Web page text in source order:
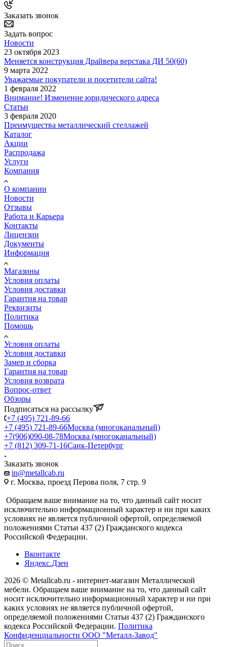
Заказать звонок
Задать вопрос
Новости
23 октября 2023
Меняется конструкция Драйвера верстака ДИ 50(60)
9 марта 2022
Уважаемые покупатели и посетители сайта!
1 февраля 2022
Внимание! Изменение юридического адреса
Статьи
3 февраля 2020
Преимущества металлический стеллажей
Каталог
Акции
Распродажа
Услуги
Компания
О компании
Новости
Отзывы
Работа и Карьера
Контакты
Лицензии
Документы
Информация
Магазины
Условия оплаты
Условия доставки
Гарантия на товар
Реквизиты
Политика
Помощь
Условия оплаты
Условия доставки
Замер и сборка
Гарантия на товар
Условия возврата
Вопрос-ответ
Обзоры
Подписаться на рассылку
+7 (495) 721-89-66
+7 (495) 721-89-66Москва (многоканальный)
+7(906)090-08-78Москва (многоканальный)
+7 (812) 309-71-16Санк-Петербург
Заказать звонок
in@metallcab.ru
г. Москва, проезд Перова поля, 7 стр. 9
Обращаем ваше внимание на то, что данный сайт носит
исключительно информационный характер и ни при каких
условиях не является публичной офертой, определяемой
положениями Статьи 437 (2) Гражданского кодекса
Российской Федерации.
Вконтакте
Яндекс.Дзен
2026 © Metallcab.ru - интернет-магазин Металлической
мебели. Обращаем ваше внимание на то, что данный сайт
носит исключительно информационный характер и ни при
каких условиях не является публичной офертой,
определяемой положениями Статьи 437 (2) Гражданского
кодекса Российской Федерации. Политика
Конфиденциальности ООО "Металл-Завод"